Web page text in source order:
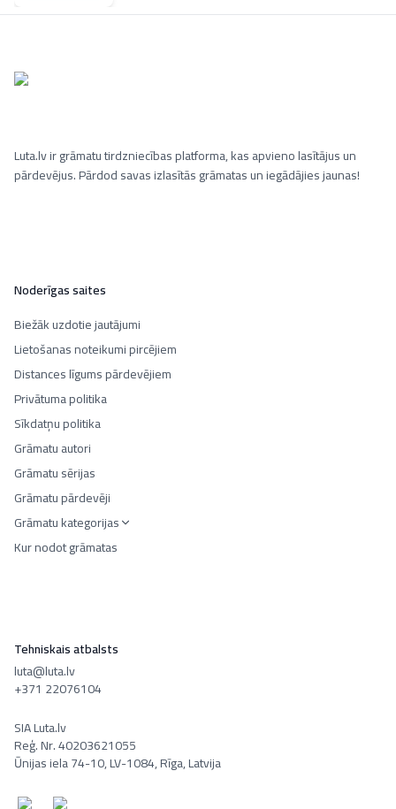
Luta.lv ir grāmatu tirdzniecības platforma, kas apvieno lasītājus un
pārdevējus. Pārdod savas izlasītās grāmatas un iegādājies jaunas!
Noderīgas saites
Biežāk uzdotie jautājumi
Lietošanas noteikumi pircējiem
Distances līgums pārdevējiem
Privātuma politika
Sīkdatņu politika
Grāmatu autori
Grāmatu sērijas
Grāmatu pārdevēji
Grāmatu kategorijas
Kur nodot grāmatas
Tehniskais atbalsts
luta@luta.lv
+371 22076104
SIA Luta.lv
Reģ. Nr. 40203621055
Ūnijas iela 74-10, LV-1084, Rīga, Latvija